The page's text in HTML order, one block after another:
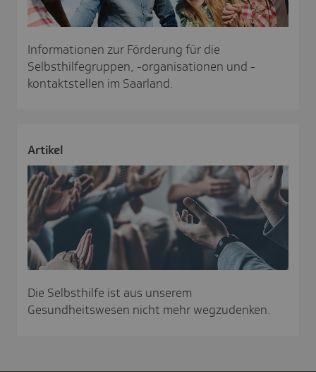
Informationen zur Förderung für die
Selbsthilfegruppen, -organisationen und -
kontaktstellen im Saarland.
Artikel
Die Selbsthilfe ist aus unserem
Gesundheitswesen nicht mehr wegzudenken.